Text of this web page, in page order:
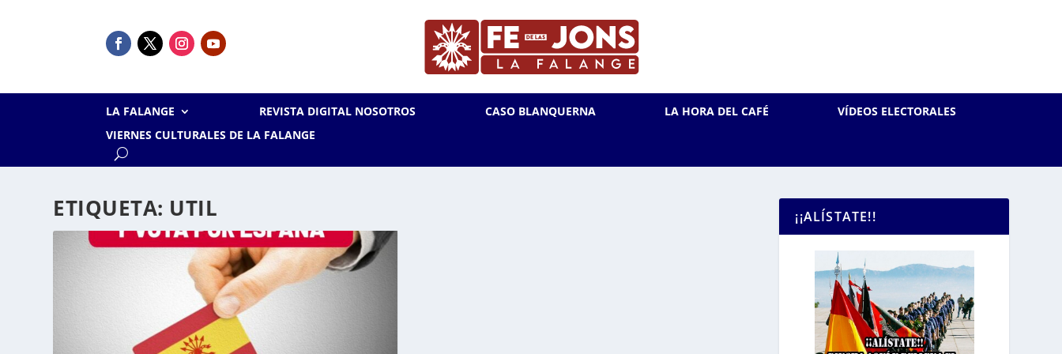
LA FALANGE REVISTA DIGITAL NOSOTROS CASO BLANQUERNA LA HORA DEL CAFÉ
VÍDEOS ELECTORALES
VIERNES CULTURALES DE LA FALANGE
ETIQUETA: UTIL ¡¡ALÍSTATE!!